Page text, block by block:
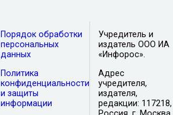
Порядок обработки
персональных
данных
Политика
конфиденциальности
и защиты
информации
Учредитель и
издатель ООО ИА
«Инфорос».
Адрес
учредителя,
издателя,
редакции: 117218,